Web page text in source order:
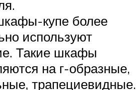
купе более
используют
Такие шкафы
на г-образные,
трапециевидные.